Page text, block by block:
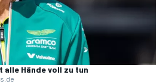
alle Hände voll zu tun